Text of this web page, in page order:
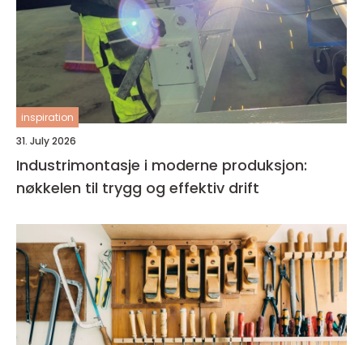
inspiration
31. July 2026
Industrimontasje i moderne produksjon:
nøkkelen til trygg og effektiv drift